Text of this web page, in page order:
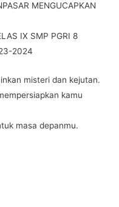
MENGUCAPKAN
IX SMP PGRI 8
2024
misteri dan kejutan.
kamu
masa depanmu.